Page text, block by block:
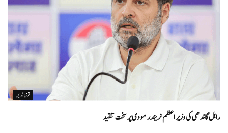
قومی خبریں
راہل گاندھی کی وزیر اعظم نریندر مودی پر سخت تنقید